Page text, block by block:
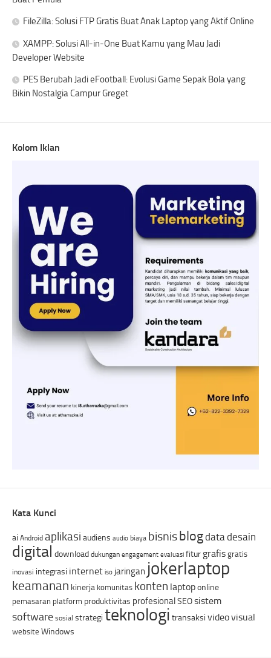
FileZilla: Solusi FTP Gratis Buat Anak Laptop yang Aktif Online
XAMPP: Solusi All-in-One Buat Kamu yang Mau Jadi
Developer Website
PES Berubah Jadi eFootball: Evolusi Game Sepak Bola yang
Bikin Nostalgia Campur Greget
Kolom Iklan
Kata Kunci
ai Android aplikasi audiens audio biaya bisnisblogdata desain
digital download dukungan engagement evaluasi fitur grafis gratis
inovasi integrasi internet iso jaringan jokerlaptop
keamanan kinerja komunitas konten laptoponline
pemasaran platform produktivitas profesionalSEOsistem
software sosial strategi teknologi transaksi videovisual
website Windows